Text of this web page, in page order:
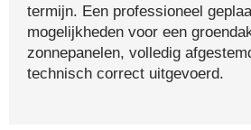
termijn. Een professioneel
mogelijkheden voor een
zonnepanelen, volledig
technisch correct uitgevoerd.